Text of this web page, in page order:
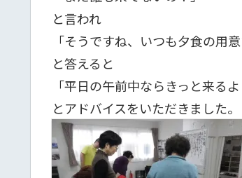
と言われ
「そうですね、いつも夕食の用
と答えると
「平日の午前中ならきっと来るよ
とアドバイスをいただきました。